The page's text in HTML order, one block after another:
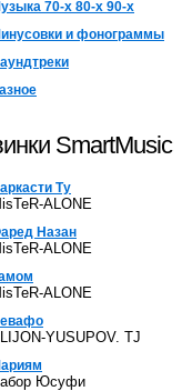
70-х 80-х 90-х
и фонограммы
SmartMusic
Ту
ALONE
Назан
ALONE
ALONE
YUSUPOV. TJ
Юсуфи